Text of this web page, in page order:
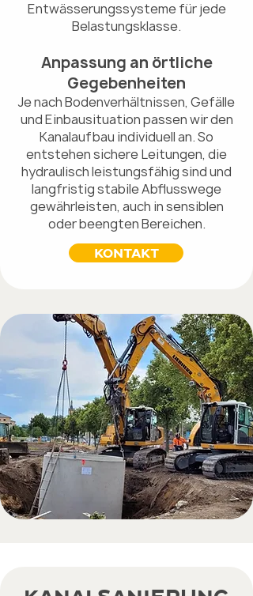
Entwässerungssysteme für jede
Belastungsklasse.
Anpassung an örtliche
Gegebenheiten
Je nach Bodenverhältnissen, Gefälle
und Einbausituation passen wir den
Kanalaufbau individuell an. So
entstehen sichere Leitungen, die
hydraulisch leistungsfähig sind und
langfristig stabile Abflusswege
gewährleisten, auch in sensiblen
oder beengten Bereichen.
KONTAKT